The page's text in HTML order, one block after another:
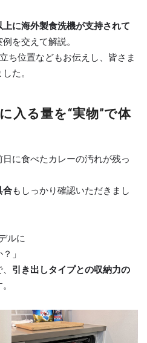
上に海外製食洗機が支持されて
を交えて解説。
ち位置などもお伝えし、皆さま
た。
入る量を“実物”で体
に食べたカレーの汚れが残っ
合もしっかり確認いただきまし
ルに
」
引き出しタイプとの収納力の